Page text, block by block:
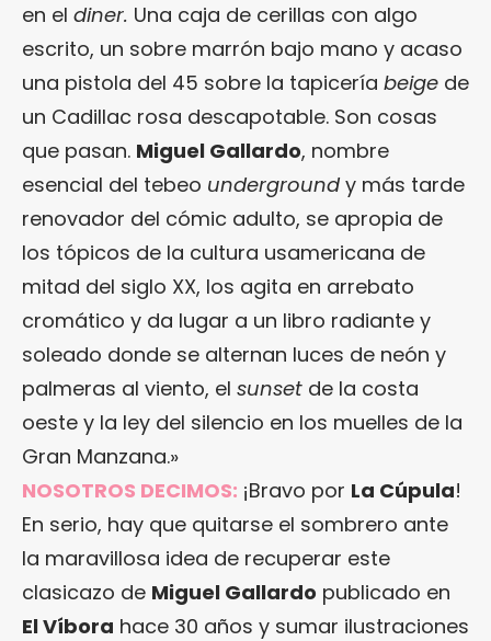
en el diner. Una caja de cerillas con algo
escrito, un sobre marrón bajo mano y acaso
una pistola del 45 sobre la tapicería beige de
un Cadillac rosa descapotable. Son cosas
que pasan. Miguel Gallardo, nombre
esencial del tebeo undergroundy más tarde
renovador del cómic adulto, se apropia de
los tópicos de la cultura usamericana de
mitad del siglo XX, los agita en arrebato
cromático y da lugar a un libro radiante y
soleado donde se alternan luces de neón y
palmeras al viento, el sunset de la costa
oeste y la ley del silencio en los muelles de la
Gran Manzana.»
NOSOTROS DECIMOS: ¡Bravo por La Cúpula!
En serio, hay que quitarse el sombrero ante
la maravillosa idea de recuperar este
clasicazo de Miguel Gallardo publicado en
El Víbora hace 30 años y sumar ilustraciones